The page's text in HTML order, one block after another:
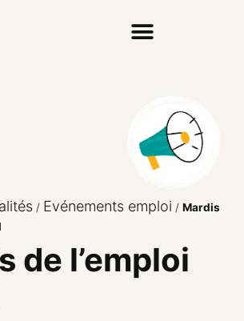
/ Evénements emploi / Mardis
de l’emploi